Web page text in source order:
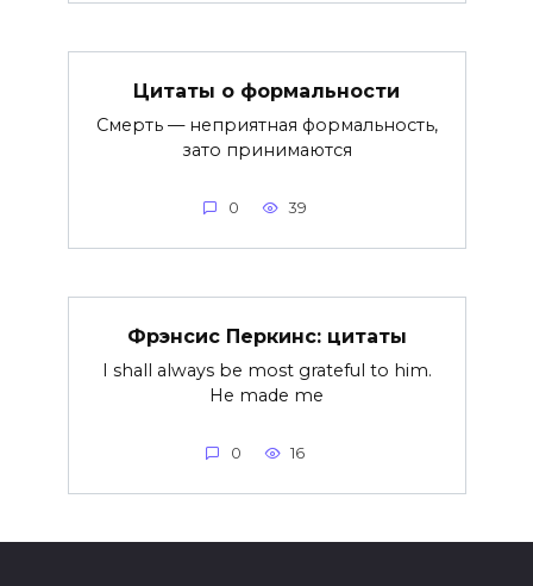
Цитаты о формальности
Смерть — неприятная формальность,
зато принимаются
0 39
Фрэнсис Перкинс: цитаты
I shall always be most grateful to him.
He made me
0 16